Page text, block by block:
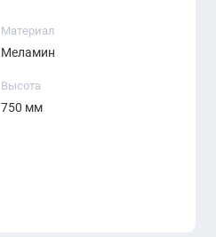
Материал
Меламин
Высота
750 мм